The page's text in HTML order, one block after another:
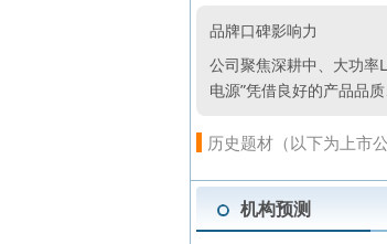
品牌口碑影响力
公司聚焦深耕中、大功率
电源”凭借良好的产品品
历史题材（以下为上市
机构预测